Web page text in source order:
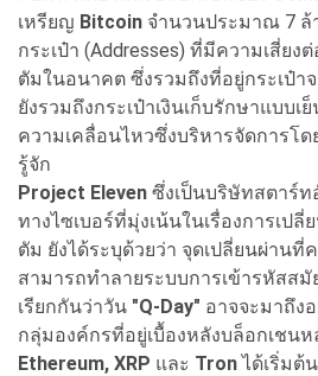
เหรียญ Bitcoin จำนวนประมาณ 7 ล้
กระเป๋า (Addresses) ที่มีความเสี่ย
ตัมในอนาคต ซึ่งรวมถึงที่อยู่กระเป๋า
ยังรวมถึงกระเป๋าเงินเก็บรักษาแบบเ
ความเคลื่อนไหวซึ่งบริหารจัดการโ
รู้จัก
Project Eleven ซึ่งเป็นบริษัทสตาร์
ทางไซเบอร์ที่มุ่งเน้นในเรื่องการเป
ตัม ยังได้ระบุด้วยว่า จุดเปลี่ยนผ่านที่
สามารถทำลายระบบการเข้ารหัสส
เรียกกันว่าวัน "Q-Day" อาจจะมาถึง
กลุ่มองค์กรที่อยู่เบื้องหลังบล็อกเชนห
Ethereum, XRP และ Tronได้เริ่มต้